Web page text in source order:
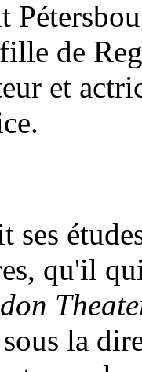
de
et
ses
qu'il
la